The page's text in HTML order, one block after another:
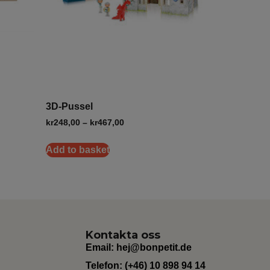
3D-Pussel
kr248,00 – kr467,00
Add to basket
Kontakta oss
Email: hej@bonpetit.de
Telefon: (+46) 10 898 94 14